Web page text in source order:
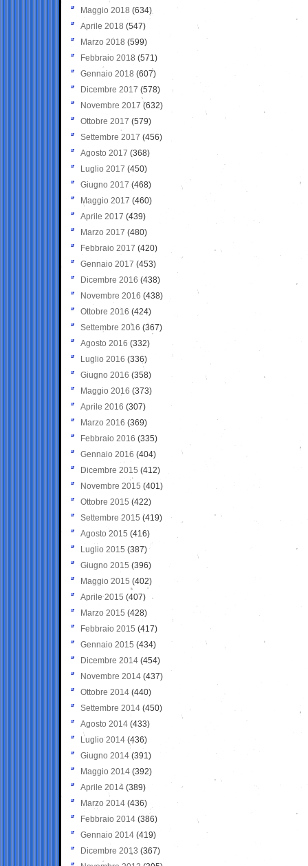
Maggio 2018 (634)
Aprile 2018 (547)
Marzo 2018 (599)
Febbraio 2018 (571)
Gennaio 2018 (607)
Dicembre 2017 (578)
Novembre 2017 (632)
Ottobre 2017 (579)
Settembre 2017 (456)
Agosto 2017 (368)
Luglio 2017 (450)
Giugno 2017 (468)
Maggio 2017 (460)
Aprile 2017 (439)
Marzo 2017 (480)
Febbraio 2017 (420)
Gennaio 2017 (453)
Dicembre 2016 (438)
Novembre 2016 (438)
Ottobre 2016 (424)
Settembre 2016 (367)
Agosto 2016 (332)
Luglio 2016 (336)
Giugno 2016 (358)
Maggio 2016 (373)
Aprile 2016 (307)
Marzo 2016 (369)
Febbraio 2016 (335)
Gennaio 2016 (404)
Dicembre 2015 (412)
Novembre 2015 (401)
Ottobre 2015 (422)
Settembre 2015 (419)
Agosto 2015 (416)
Luglio 2015 (387)
Giugno 2015 (396)
Maggio 2015 (402)
Aprile 2015 (407)
Marzo 2015 (428)
Febbraio 2015 (417)
Gennaio 2015 (434)
Dicembre 2014 (454)
Novembre 2014 (437)
Ottobre 2014 (440)
Settembre 2014 (450)
Agosto 2014 (433)
Luglio 2014 (436)
Giugno 2014 (391)
Maggio 2014 (392)
Aprile 2014 (389)
Marzo 2014 (436)
Febbraio 2014 (386)
Gennaio 2014 (419)
Dicembre 2013 (367)